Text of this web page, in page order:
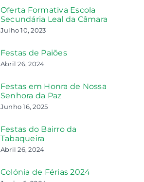
Oferta Formativa Escola
Secundária Leal da Câmara
Julho 10, 2023
Festas de Paiões
Abril 26, 2024
Festas em Honra de Nossa
Senhora da Paz
Junho 16, 2025
Festas do Bairro da
Tabaqueira
Abril 26, 2024
Colónia de Férias 2024